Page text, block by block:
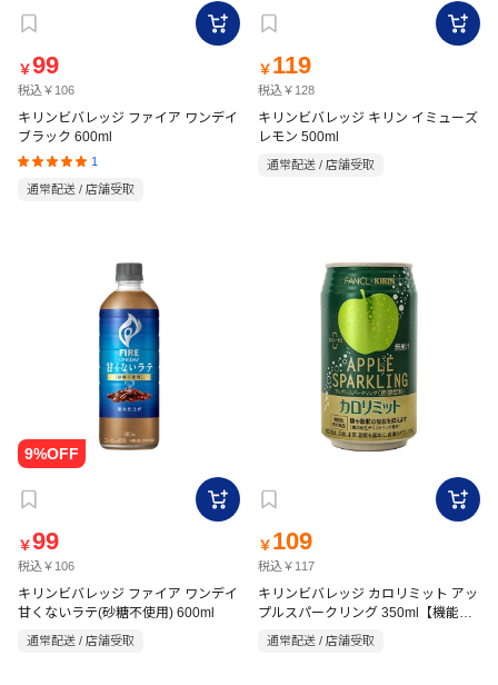
￥99
税込￥106
キリンビバレッジ ファイア ワンデイ
ブラック 600ml
1
通常配送 / 店舗受取
￥ 119
税込￥128
キリンビバレッジ キリン イミューズ
レモン 500ml
通常配送 / 店舗受取
￥99
税込￥106
キリンビバレッジ ファイア ワンデイ
甘くないラテ(砂糖不使用) 600ml
通常配送 / 店舗受取
￥ 109
税込￥117
キリンビバレッジ カロリミット アッ
プルスパークリング 350ml【機能性
表示食品】
通常配送 / 店舗受取